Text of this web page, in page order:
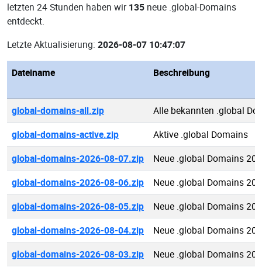
letzten 24 Stunden haben wir 135 neue .global-Domains
entdeckt.
Letzte Aktualisierung: 2026-08-07 10:47:07
Dateiname Beschreibung
global-domains-all.zip
Alle bekannten .global
global-domains-active.zip
Aktive .global Domains
global-domains-2026-08-07.zip
Neue .global Domains
global-domains-2026-08-06.zip
Neue .global Domains
global-domains-2026-08-05.zip
Neue .global Domains
global-domains-2026-08-04.zip
Neue .global Domains
global-domains-2026-08-03.zip
Neue .global Domains